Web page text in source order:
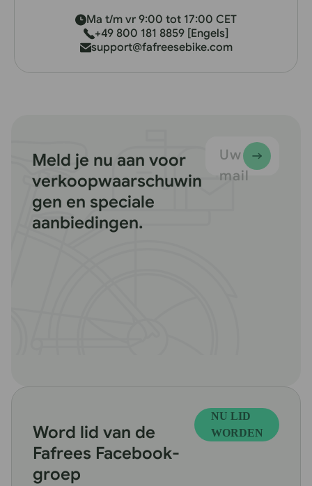
Ma t/m vr 9:00 tot 17:00 CET
+49 800 181 8859 [Engels]
support@fafreesebike.com
Meld je nu aan voor
verkoopwaarschuwin
gen en speciale
aanbiedingen.
Uw e-
mail
Word lid van de
Fafrees Facebook-
groep
NU LID
WORDEN